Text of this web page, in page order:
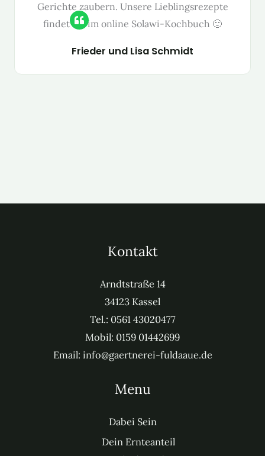
Gerichte zaubern. Unsere Lieblingsrezepte
find­et ihr im online Solawi-Kochbuch 🙂
Frieder und Lisa Schmidt
Kontakt
Arndt­straße 14
34123 Kas­sel
Tel.: 0561 43020477
Mobil: 0159 01442699
Email: info@gaertnerei-fuldaaue.de
Menu
Dabei Sein
Dein Ernteanteil